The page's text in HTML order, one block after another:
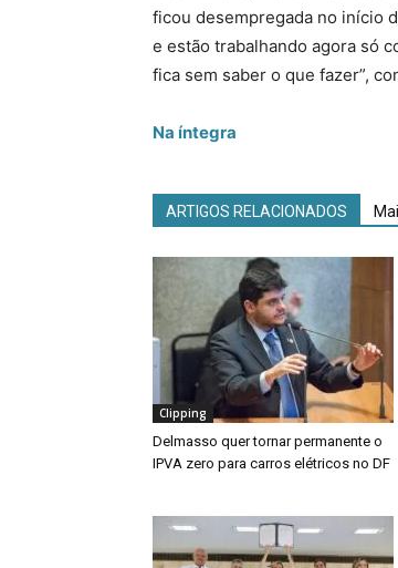
ficou desempregada no início
e estão trabalhando agora só
fica sem saber o que fazer”,
Na íntegra
ARTIGOS RELACIONADOS
Clipping
Delmasso quer tornar permanente o
IPVA zero para carros elétricos no DF